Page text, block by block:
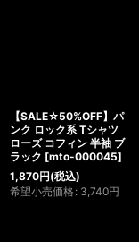
【SALE☆50%OFF】パ
ンク ロック系 Tシャツ
ローズ コフィン 半袖 ブ
ラック [mto-000045]
1,870円(税込)
希望小売価格 : 3,740円